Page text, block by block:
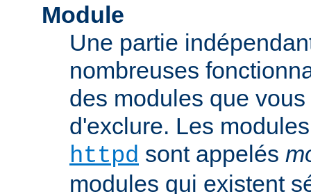
Module
Une partie
nombreuses
des modules que
d'exclure. Les
httpd sont appelés
modules qui existent